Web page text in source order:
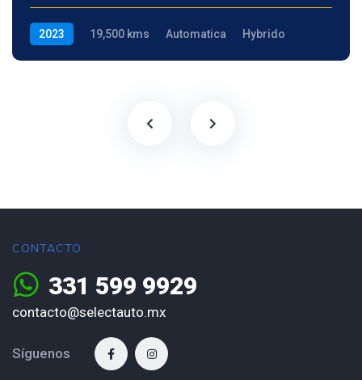
2023 19,500 kms Automatica Hybrido
CONTACTO
331 599 9929
contacto@selectauto.mx
Síguenos